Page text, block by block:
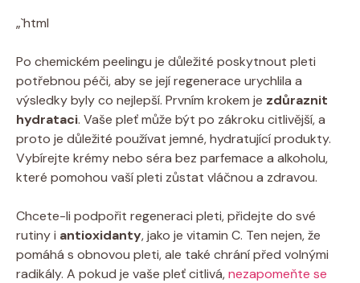
„`html
Po chemickém peelingu je důležité poskytnout pleti
potřebnou péči, aby se její regenerace urychlila a
výsledky byly co nejlepší. Prvním krokem je zdůraznit
hydrataci. Vaše pleť může být po zákroku citlivější, a
proto je důležité používat jemné, hydratující produkty.
Vybírejte krémy nebo séra bez parfemace a alkoholu,
které pomohou vaší pleti zůstat vláčnou a zdravou.
Chcete-li podpořit regeneraci pleti, přidejte do své
rutiny i antioxidanty, jako je vitamin C. Ten nejen, že
pomáhá s obnovou pleti, ale také chrání před volnými
radikály. A pokud je vaše pleť citlivá,nezapomeňte se